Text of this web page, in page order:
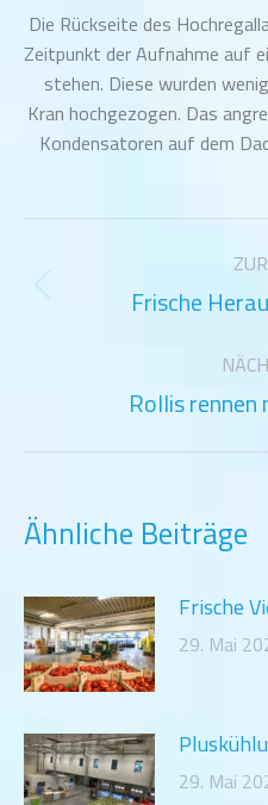
Die Rückseite des
Zeitpunkt der Aufnahme auf
stehen. Diese wurden
Kran hochgezogen. Das
Kondensatoren auf dem
Frische
Rollis
Ähnliche Beiträge
Frische
29. Mai
29. Mai